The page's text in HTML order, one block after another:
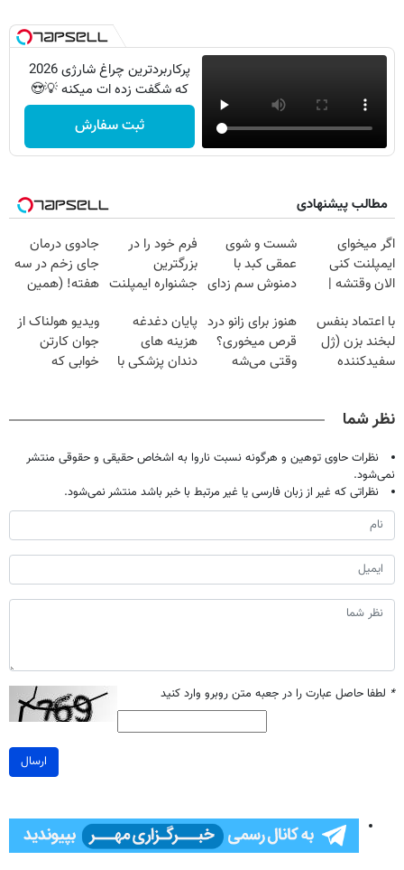
پرکاربردترین چراغ شارژی 2026
که شگفت زده ات میکنه 💡😍
ثبت سفارش
مطالب پیشنهادی
اگر میخوای
ایمپلنت کنی
الان وقتشه |
میلیون تومان!!!
شست و شوی
عمقی کبد با
دمنوش سم زدای
فرم خود را در
بزرگترین
جشنواره ایمپلنت
فقط ۲۵ میلیون
جادوی درمان
جای زخم در سه
هفته! (همین
صحبت کنید)
با اعتماد بنفس
لبخند بزن (ژل
سفیدکننده
هنوز برای زانو درد
قرص میخوری؟
وقتی می‌شه
پایان دغدغه
هزینه های
دندان پزشکی با
ویدیو هولناک از
جوان کارتن
خوابی که
نظر شما
نظرات حاوی توهین و هرگونه نسبت ناروا به اشخاص حقیقی و حقوقی منتشر
نمی‌شود.
نظراتی که غیر از زبان فارسی یا غیر مرتبط با خبر باشد منتشر نمی‌شود.
* لطفا حاصل عبارت را در جعبه متن روبرو وارد کنید
ارسال